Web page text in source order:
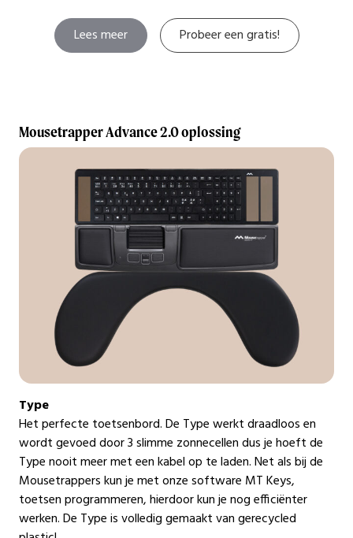
Lees meer Probeer een gratis!
Mousetrapper Advance 2.0 oplossing
Type
Het perfecte toetsenbord. De Type werkt draadloos en
wordt gevoed door 3 slimme zonnecellen dus je hoeft de
Type nooit meer met een kabel op te laden. Net als bij de
Mousetrappers kun je met onze software MT Keys,
toetsen programmeren, hierdoor kun je nog efficiënter
werken. De Type is volledig gemaakt van gerecycled